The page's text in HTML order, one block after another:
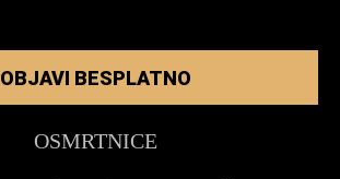
OBJAVI BESPLATNO
OSMRTNICE